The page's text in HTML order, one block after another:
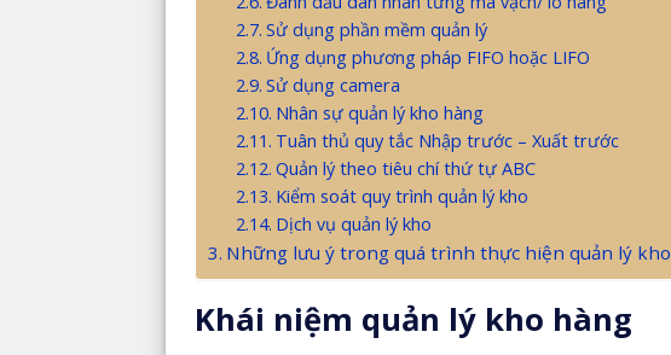
Sử dụng phần mềm quản lý
Ứng dụng phương pháp FIFO hoặc LIFO
Sử dụng camera
Nhân sự quản lý kho hàng
Tuân thủ quy tắc Nhập trước – Xuất trước
Quản lý theo tiêu chí thứ tự ABC
Kiểm soát quy trình quản lý kho
Dịch vụ quản lý kho
Những lưu ý trong quá trình thực hiện quản lý kho
Khái niệm quản lý kho hàng